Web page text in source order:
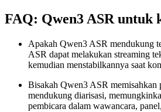
FAQ: Qwen3 ASR untuk
Apakah Qwen3 ASR mendukung
ASR dapat melakukan streaming
kemudian menstabilkannya saat
Bisakah Qwen3 ASR memisahkan
mendukung diarisasi,
pembicara dalam wawancara,